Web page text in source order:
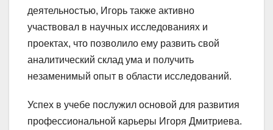
деятельностью, Игорь также активно
участвовал в научных исследованиях и
проектах, что позволило ему развить свой
аналитический склад ума и получить
незаменимый опыт в области исследований.
Успех в учебе послужил основой для развития
профессиональной карьеры Игоря Дмитриева.